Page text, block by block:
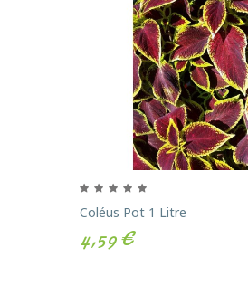
Coléus Pot 1 Litre
4,59 €